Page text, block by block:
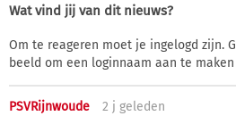
Wat vind jij van dit nieuws?
Om te reageren moet je ingelogd zijn.
beeld om een loginnaam aan te
PSVRijnwoude 2 j geleden